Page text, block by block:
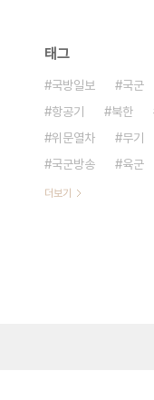
태그
국방일보 국군
항공기
북한
위문열차
무기
국군방송
육군
더보기